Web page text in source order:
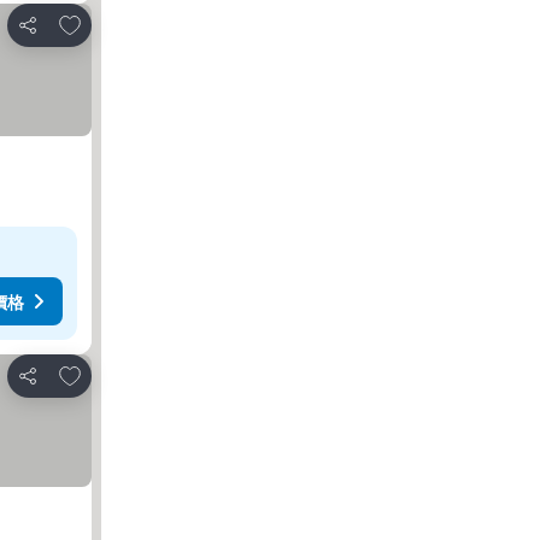
分享
加入我的最愛
格
分享
加入我的最愛